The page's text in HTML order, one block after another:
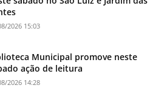
2026 15:03
Municipal promove neste
ação de leitura
2026 14:28